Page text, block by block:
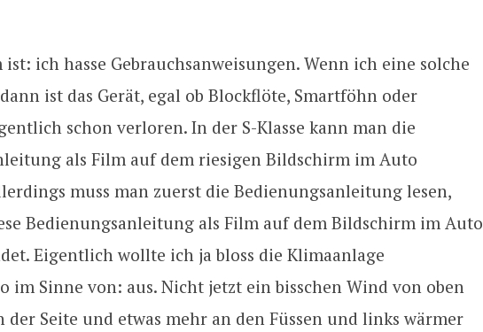
ich hasse Gebrauchsanweisungen. Wenn ich eine solche
ist das Gerät, egal ob Blockflöte, Smartföhn oder
schon verloren. In der S-Klasse kann man die
als Film auf dem riesigen Bildschirm im Auto
muss man zuerst die Bedienungsanleitung lesen,
Bedienungsanleitung als Film auf dem Bildschirm im Auto
Eigentlich wollte ich ja bloss die Klimaanlage
im Sinne von: aus. Nicht jetzt ein bisschen Wind von oben
der Seite und etwas mehr an den Füssen und links wärmer